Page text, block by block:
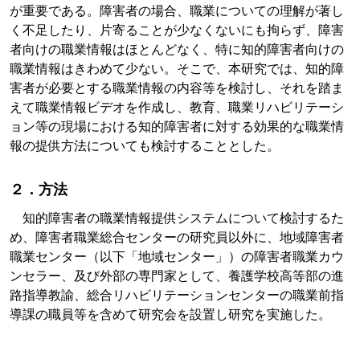
が重要である。障害者の場合、職業についての理解が著し
く不足したり、片寄ることが少なくないにも拘らず、障害
者向けの職業情報はほとんどなく、特に知的障害者向けの
職業情報はきわめて少ない。そこで、本研究では、知的障
害者が必要とする職業情報の内容等を検討し、それを踏ま
えて職業情報ビデオを作成し、教育、職業リハビリテーシ
ョン等の現場における知的障害者に対する効果的な職業情
報の提供方法についても検討することとした。
２．方法
知的障害者の職業情報提供システムについて検討するた
め、障害者職業総合センターの研究員以外に、地域障害者
職業センター（以下「地域センター」）の障害者職業カウ
ンセラー、及び外部の専門家として、養護学校高等部の進
路指導教諭、総合リハビリテーションセンターの職業前指
導課の職員等を含めて研究会を設置し研究を実施した。